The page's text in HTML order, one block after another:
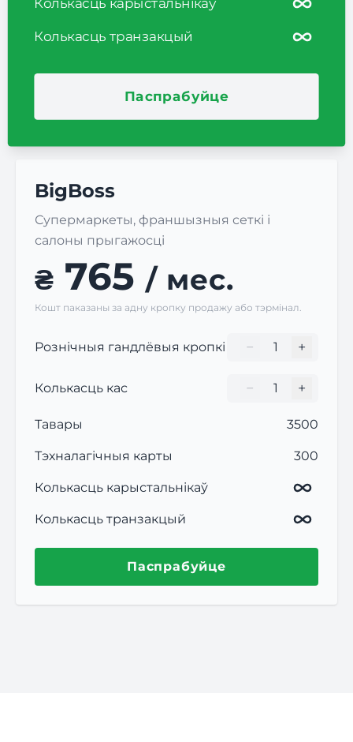
Колькасць карыстальнікаў
Колькасць транзакцый
Паспрабуйце
BigBoss
Супермаркеты, франшызныя сеткі і
салоны прыгажосці
₴ 765 / мес.
Кошт паказаны за адну кропку продажу або тэрмінал.
Рознічныя гандлёвыя кропкі
Кількість
− +
Колькасць кас
Кількість
− +
Тавары 3500
Тэхналагічныя карты 300
Колькасць карыстальнікаў
Колькасць транзакцый
Паспрабуйце